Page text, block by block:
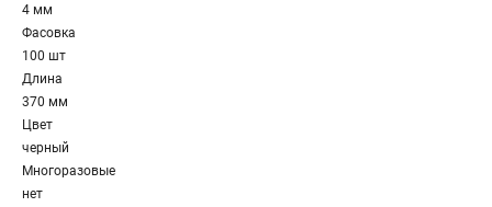
4 мм
Фасовка
100 шт
Длина
370 мм
Цвет
черный
Многоразовые
нет